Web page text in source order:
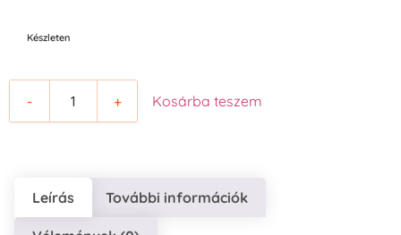
Készleten
- + Kosárba teszem
Leírás További információk